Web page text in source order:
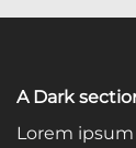
A Dark
Lorem